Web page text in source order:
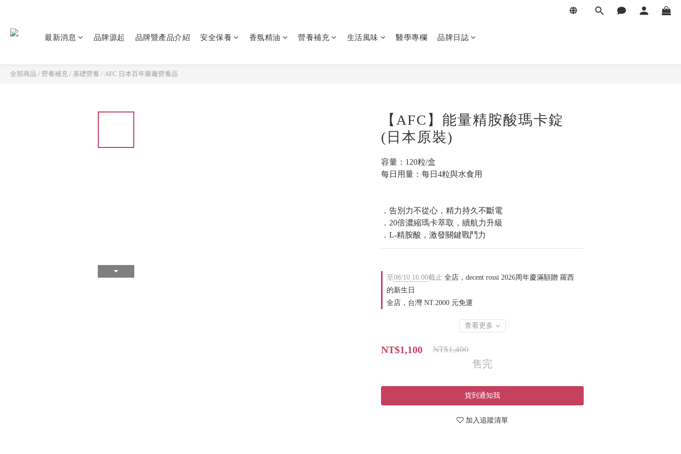
最新消息 品牌源起 品牌暨產品介紹 安全保養 香氛精油 營養補充 生活風味 醫學專欄 品牌日誌
全部商品 / 營養補充 / 基礎營養 / AFC 日本百年藥廠營養品
【AFC】能量精胺酸瑪卡錠
(日本原裝)
容量：120粒/盒
每日用量：每日4粒與水食用
．告別力不從心，精力持久不斷電
．20倍濃縮瑪卡萃取，續航力升級
．L-精胺酸，激發關鍵戰鬥力
至08/10 16:00截止 全店，decent rossi 2026周年慶滿額贈 羅西
的新生日
全店，台灣 NT.2000 元免運
查看更多
NT$1,100 NT$1,400
售完
貨到通知我
加入追蹤清單